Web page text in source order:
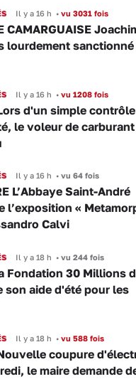
Il y a 16 h •vu 3031 fois
CAMARGUAISE
lourdement sanctionné
Il y a 16 h •vu 1208 fois
d'un simple contrôle
le voleur de
Il y a 16 h •vu 64 fois
L’Abbaye Saint-André
l’exposition «
Calvi
Il y a 18 h •vu 244 fois
Fondation 30 Millions
son aide d'été pour les
Il y a 18 h •vu 588 fois
coupure
le maire demande